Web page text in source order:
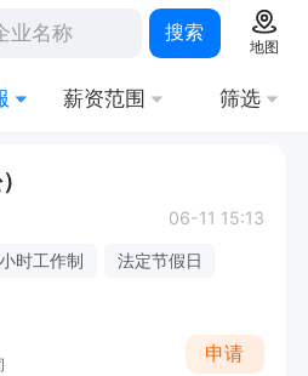
搜索
地图
薪资范围 筛选
06-11 15:13
时工作制
法定节假日
申请